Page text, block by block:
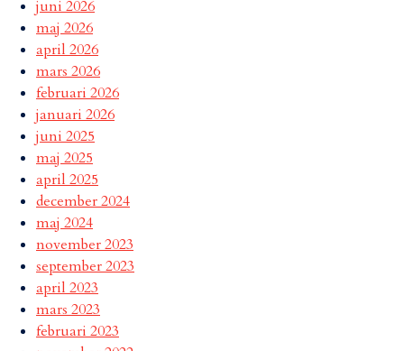
juni 2026
maj 2026
april 2026
mars 2026
februari 2026
januari 2026
juni 2025
maj 2025
april 2025
december 2024
maj 2024
november 2023
september 2023
april 2023
mars 2023
februari 2023